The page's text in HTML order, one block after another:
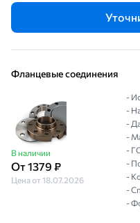
Фланцевые соединения
В наличии
От 1379 ₽
Цена от 18.07.2026
-
-
-
-
-
-
-
-
-